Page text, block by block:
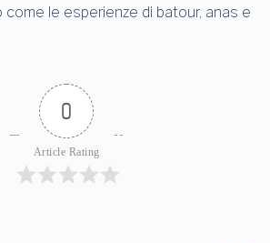
come le esperienze di batour, anas e
0
Article Rating